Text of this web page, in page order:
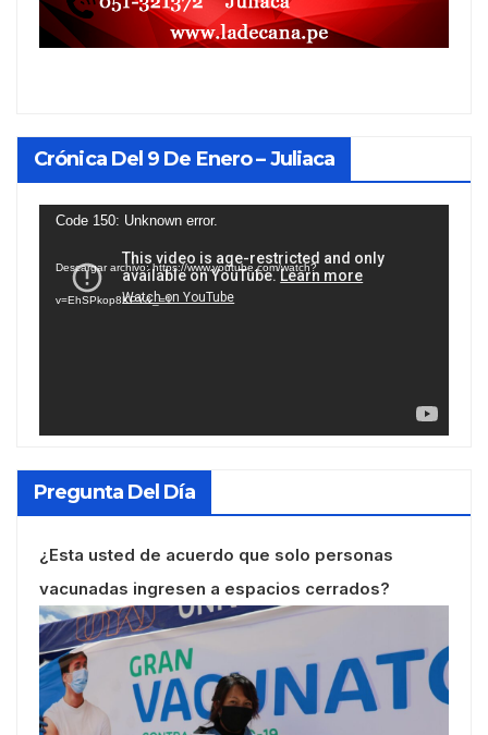
Crónica Del 9 De Enero – Juliaca
Reproductor
vídeo
Code 150: Unknown error.
Descargar archivo: https://www.youtube.com/watch?
v=EhSPkop8KPY&_=1
Pregunta Del Día
¿Esta usted de acuerdo que solo personas
vacunadas ingresen a espacios cerrados?